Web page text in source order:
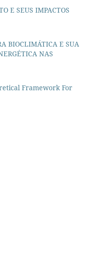
E SEUS IMPACTOS
BIOCLIMÁTICA E SUA
NAS
Framework For